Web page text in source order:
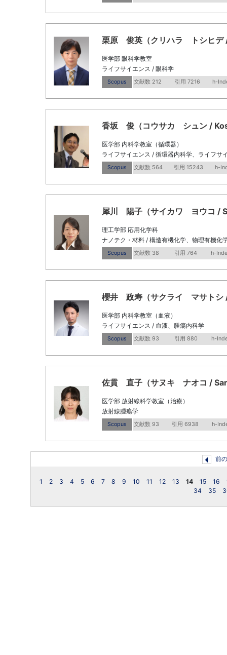
栗原 俊英（クリハラ トシヒデ
医学部 眼科学教室
ライフサイエンス / 眼科学
Scopus 文献数 212 引用 7216 h-
香坂 俊（コウサカ シュン /
医学部 内科学教室（循環器）
ライフサイエンス / 循環器内科学、ライフサ
Scopus 文献数 564 引用 15243 h-
犀川 陽子（サイカワ ヨウコ /
理工学部 応用化学科
ナノテク・材料 / 構造有機化学、物理有機化
Scopus 文献数 38 引用 764 h-
櫻井 政寿（サクライ マサトシ
医学部 内科学教室（血液）
ライフサイエンス / 血液、腫瘍内科学
Scopus 文献数 93 引用 880 h-
佐貫 直子（サヌキ ナオコ /
医学部 放射線科学教室（治療）
放射線腫瘍学
Scopus 文献数 93 引用 6938 h-
前
1 2 3 4 5 6 7 8 9 10 11 12 13 14 15 16
34
35